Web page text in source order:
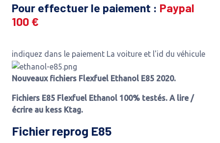
Pour effectuer le paiement : Paypal
100 €
indiquez dans le paiement La voiture et l'id du véhicule
Nouveaux fichiers Flexfuel Ethanol E85 2020.
Fichiers E85 Flexfuel Ethanol 100% testés. A lire /
écrire au kess Ktag.
Fichier reprog E85